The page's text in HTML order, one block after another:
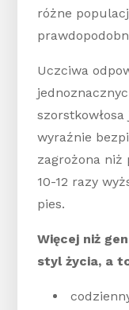
różne
Uczciwa
wyraźnie
zagrożona niż
10-12 razy
pies.
Więcej niż
styl życia, a